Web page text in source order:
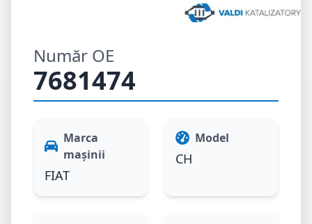
Număr OE
7681474
Marca
mașinii
FIAT
Model
CH